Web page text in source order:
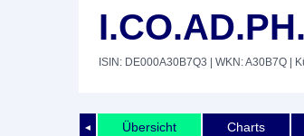
ISIN: DE000A30B7Q3 | WKN: A30B7Q |
◄ Übersicht Charts